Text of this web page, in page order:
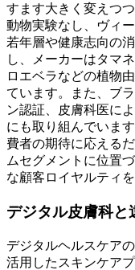
すます大きく変えつ
動物実験なし、ヴィ
若年層や健康志向の
し、メーカーはタマ
ロエベラなどの植物
ています。また、ブ
ン認証、皮膚科医に
にも取り組んでいま
費者の期待に応える
ムセグメントに位置
な顧客ロイヤルティ
デジタル皮膚科と
デジタルヘルスケア
活用したスキンケア